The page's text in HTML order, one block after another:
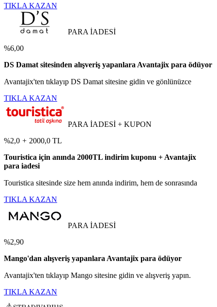
TIKLA KAZAN
PARA İADESİ
%6,00
DS Damat sitesinden alışveriş yapanlara Avantajix para ödüyor
Avantajix'ten tıklayıp DS Damat sitesine gidin ve gönlünüzce
TIKLA KAZAN
PARA İADESİ + KUPON
%2,0 + 2000,0 TL
Touristica için anında 2000TL indirim kuponu + Avantajix
para iadesi
Touristica sitesinde size hem anında indirim, hem de sonrasında
TIKLA KAZAN
PARA İADESİ
%2,90
Mango'dan alışveriş yapanlara Avantajix para ödüyor
Avantajix'ten tıklayıp Mango sitesine gidin ve alışveriş yapın.
TIKLA KAZAN